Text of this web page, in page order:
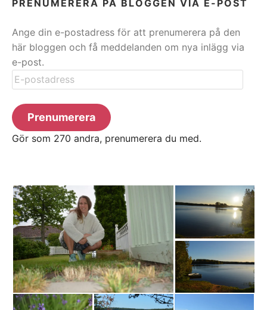
PRENUMERERA PÅ BLOGGEN VIA E-POST
Ange din e-postadress för att prenumerera på den
här bloggen och få meddelanden om nya inlägg via
e-post.
E-
postadress
Prenumerera
Gör som 270 andra, prenumerera du med.